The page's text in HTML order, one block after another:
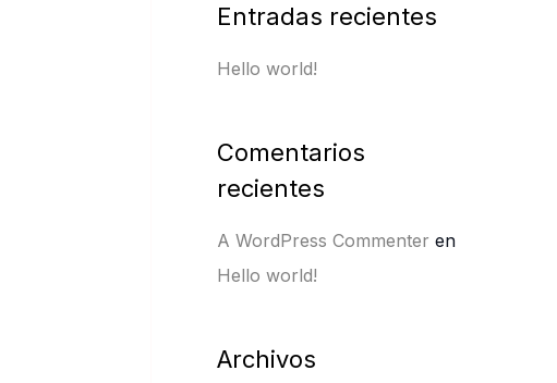
a
p
:
Entradas recientes
Hello world!
Comentarios
recientes
A WordPress Commenter en
Hello world!
Archivos